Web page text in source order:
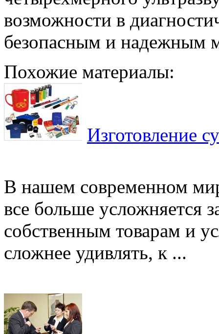
возможности в
безопасным и надежным
Похожие материалы:
Изготовление
В нашем современном
все больше усложняется
собственным товарам и
сложнее удивлять, к ...